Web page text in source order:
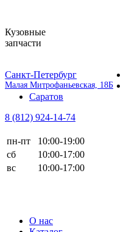
Кузовные
запчасти
Санкт-Петербург
Малая Митрофаньевская, 18Б
Саратов
8 (812) 924-14-74
пн-пт
10:00-19:00
сб
10:00-17:00
вс
10:00-17:00
О нас